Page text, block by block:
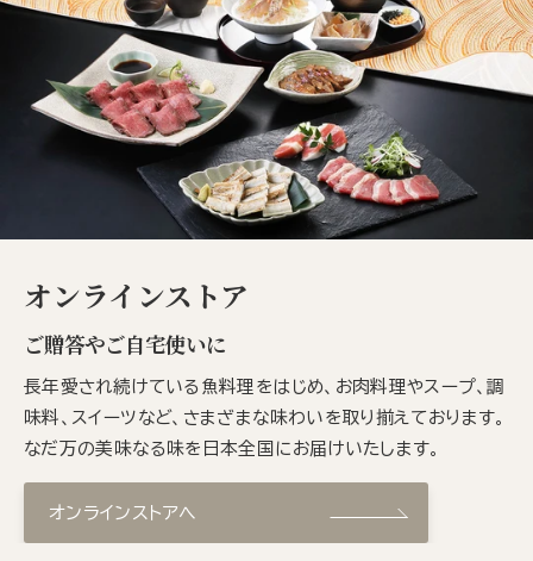
オンラインストア
ご贈答やご自宅使いに
長年愛され続けている魚料理をはじめ、お肉料理やスープ、調
味料、スイーツなど、さまざまな味わいを取り揃えております。
なだ万の美味なる味を日本全国にお届けいたします。
オンラインストアへ